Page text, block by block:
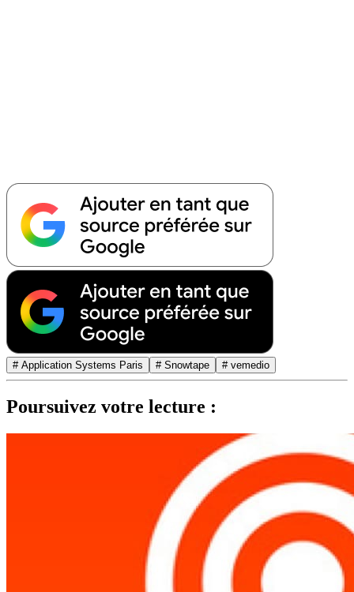
# Application Systems Paris # Snowtape # vemedio
Poursuivez votre lecture :